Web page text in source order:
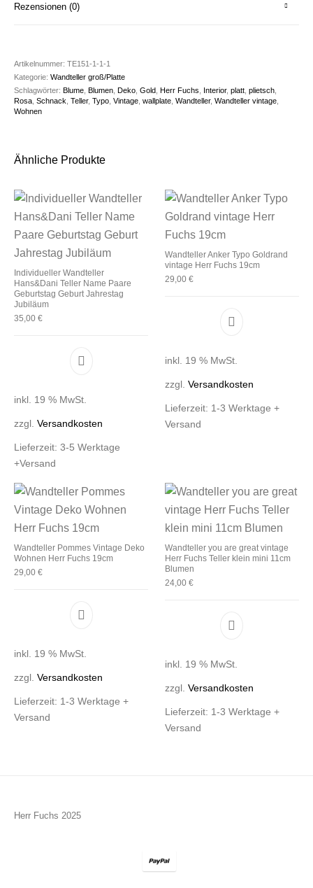
Rezensionen (0)
Artikelnummer:TE151-1-1-1
Kategorie:Wandteller groß/Platte
Schlagwörter:Blume ,Blumen ,Deko ,Gold ,Herr Fuchs Interior,platt ,plietsch
Rosa ,Schnack ,Teller,Typo ,Vintage ,wallplate ,Wandteller,Wandteller vintage
Wohnen
Ähnliche Produkte
Individueller Wandteller
Hans&Dani Teller Name Paare
Geburtstag Geburt Jahrestag
Jubiläum
35,00€
inkl. 19 % MwSt.
zzgl.Versandkosten
Lieferzeit:3-5 Werktage
+Versand
Wandteller Anker Typo Goldrand
vintage Herr Fuchs 19cm
29,00 €
inkl. 19 % MwSt.
zzgl. Versandkosten
Lieferzeit: 1-3 Werktage +
Versand
Wandteller Pommes Vintage Deko
Wohnen Herr Fuchs 19cm
29,00€
inkl. 19 % MwSt.
zzgl.Versandkosten
Lieferzeit: 1-3 Werktage +
Versand
Wandteller you are great vintage
Herr Fuchs Teller klein mini 11cm
Blumen
24,00 €
inkl. 19 % MwSt.
zzgl. Versandkosten
Lieferzeit: 1-3 Werktage +
Versand
Herr Fuchs 2025